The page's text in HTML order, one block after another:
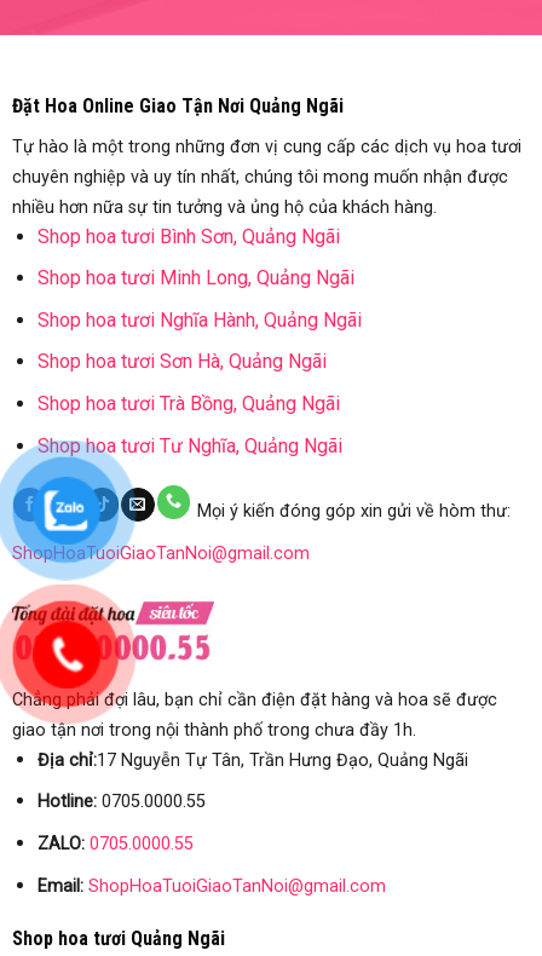
Đặt Hoa Online Giao Tận Nơi Quảng Ngãi
Tự hào là một trong những đơn vị cung cấp các dịch vụ hoa tươi
chuyên nghiệp và uy tín nhất, chúng tôi mong muốn nhận được
nhiều hơn nữa sự tin tưởng và ủng hộ của khách hàng.
Shop hoa tươi Bình Sơn, Quảng Ngãi
Shop hoa tươi Minh Long, Quảng Ngãi
Shop hoa tươi Nghĩa Hành, Quảng Ngãi
Shop hoa tươi Sơn Hà, Quảng Ngãi
Shop hoa tươi Trà Bồng, Quảng Ngãi
Shop hoa tươi Tư Nghĩa, Quảng Ngãi
Mọi ý kiến đóng góp xin gửi về hòm thư:
ShopHoaTuoiGiaoTanNoi@gmail.com
Chẳng phải đợi lâu, bạn chỉ cần điện đặt hàng và hoa sẽ được
giao tận nơi trong nội thành phố trong chưa đầy 1h.
Địa chỉ:17 Nguyễn Tự Tân, Trần Hưng Đạo, Quảng Ngãi
Hotline:0705.0000.55
ZALO: 0705.0000.55
Email: ShopHoaTuoiGiaoTanNoi@gmail.com
Shop hoa tươi Quảng Ngãi